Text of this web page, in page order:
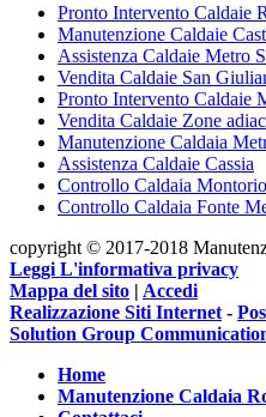
Pronto Intervento Caldaie
Manutenzione Caldaie
Assistenza Caldaie Metro
Vendita Caldaie San
Pronto Intervento Caldaie
Vendita Caldaie Zone
Manutenzione Caldaia
Assistenza Caldaie Cassia
Controllo Caldaia
Controllo Caldaia Fonte
copyright © 2017-2018
Leggi L'informativa privacy
Mappa del sito | Accedi
Realizzazione Siti Internet -
Solution Group
Home
Manutenzione Caldaia